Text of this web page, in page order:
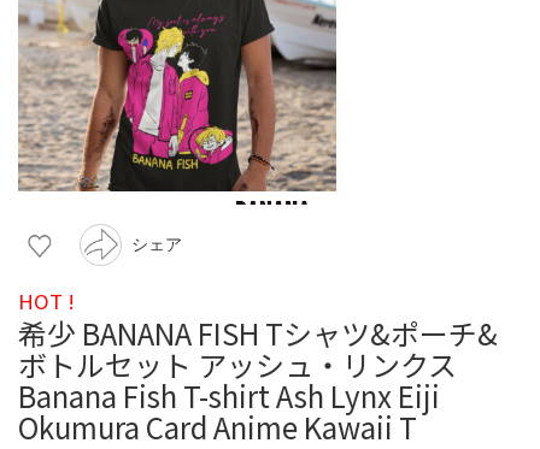
シェア
HOT !
希少 BANANA FISH Tシャツ&ポーチ&
ボトルセット アッシュ・リンクス
Banana Fish T-shirt Ash Lynx Eiji
Okumura Card Anime Kawaii T